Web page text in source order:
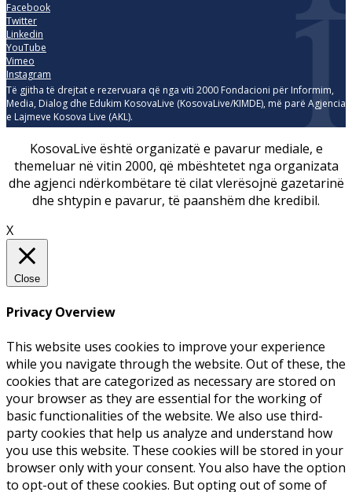
Facebook
Twitter
Linkedin
YouTube
Vimeo
Instagram
Të gjitha të drejtat e rezervuara që nga viti 2000 Fondacioni për Informim,
Media, Dialog dhe Edukim KosovaLive (KosovaLive/KIMDE), më parë Agjencia
e Lajmeve Kosova Live (AKL).
KosovaLive është organizatë e pavarur mediale, e
themeluar në vitin 2000, që mbështetet nga organizata
dhe agjenci ndërkombëtare të cilat vlerësojnë gazetarinë
dhe shtypin e pavarur, të paanshëm dhe kredibil.
X
Close
Privacy Overview
This website uses cookies to improve your experience
while you navigate through the website. Out of these, the
cookies that are categorized as necessary are stored on
your browser as they are essential for the working of
basic functionalities of the website. We also use third-
party cookies that help us analyze and understand how
you use this website. These cookies will be stored in your
browser only with your consent. You also have the option
to opt-out of these cookies. But opting out of some of